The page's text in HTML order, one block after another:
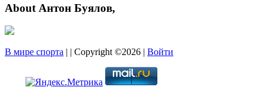
About Антон Буялов,
В мире спорта | | Copyright ©2026 | Войти